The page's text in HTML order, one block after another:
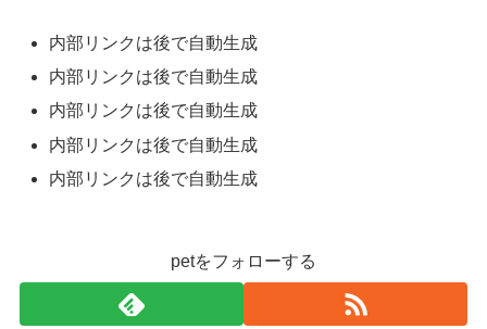
内部リンクは後で自動生成
内部リンクは後で自動生成
内部リンクは後で自動生成
内部リンクは後で自動生成
内部リンクは後で自動生成
petをフォローする